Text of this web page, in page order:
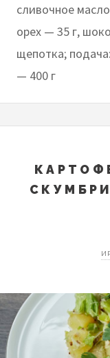
сливочное
орех — 35 г,
щепотка;
— 400 г